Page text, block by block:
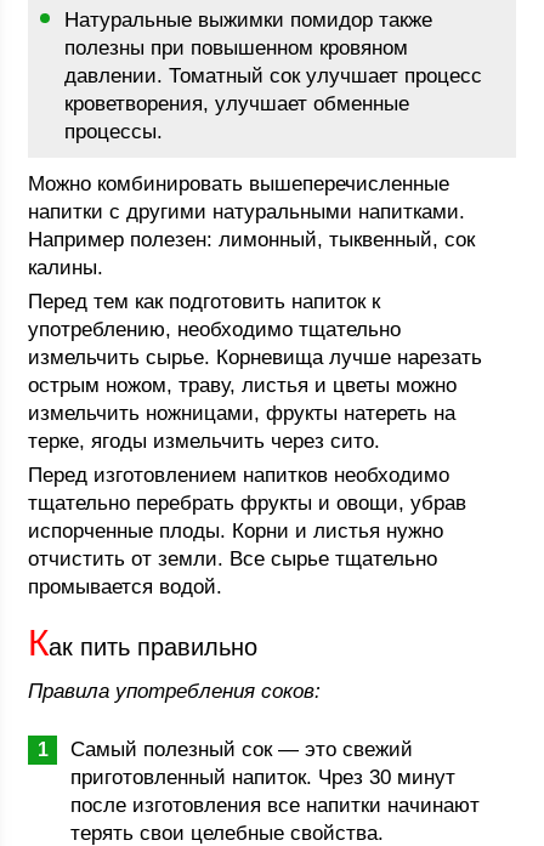
Натуральные выжимки помидор также
полезны при повышенном кровяном
давлении. Томатный сок улучшает процесс
кроветворения, улучшает обменные
процессы.
Можно комбинировать вышеперечисленные
напитки с другими натуральными напитками.
Например полезен: лимонный, тыквенный, сок
калины.
Перед тем как подготовить напиток к
употреблению, необходимо тщательно
измельчить сырье. Корневища лучше нарезать
острым ножом, траву, листья и цветы можно
измельчить ножницами, фрукты натереть на
терке, ягоды измельчить через сито.
Перед изготовлением напитков необходимо
тщательно перебрать фрукты и овощи, убрав
испорченные плоды. Корни и листья нужно
отчистить от земли. Все сырье тщательно
промывается водой.
Как пить правильно
Правила употребления соков:
Самый полезный сок — это свежий
приготовленный напиток. Чрез 30 минут
после изготовления все напитки начинают
терять свои целебные свойства.